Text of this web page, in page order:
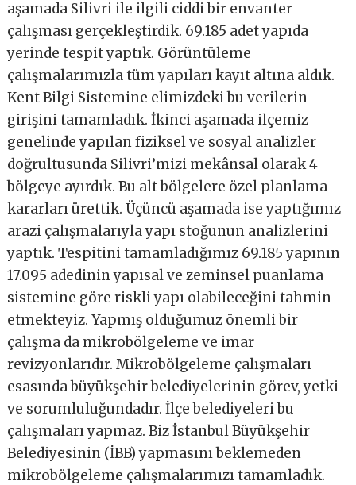
aşamada Silivri ile ilgili ciddi bir envanter
çalışması gerçekleştirdik. 69.185 adet yapıda
yerinde tespit yaptık. Görüntüleme
çalışmalarımızla tüm yapıları kayıt altına aldık.
Kent Bilgi Sistemine elimizdeki bu verilerin
girişini tamamladık. İkinci aşamada ilçemiz
genelinde yapılan fiziksel ve sosyal analizler
doğrultusunda Silivri’mizi mekânsal olarak 4
bölgeye ayırdık. Bu alt bölgelere özel planlama
kararları ürettik. Üçüncü aşamada ise yaptığımız
arazi çalışmalarıyla yapı stoğunun analizlerini
yaptık. Tespitini tamamladığımız 69.185 yapının
17.095 adedinin yapısal ve zeminsel puanlama
sistemine göre riskli yapı olabileceğini tahmin
etmekteyiz. Yapmış olduğumuz önemli bir
çalışma da mikrobölgeleme ve imar
revizyonlarıdır. Mikrobölgeleme çalışmaları
esasında büyükşehir belediyelerinin görev, yetki
ve sorumluluğundadır. İlçe belediyeleri bu
çalışmaları yapmaz. Biz İstanbul Büyükşehir
Belediyesinin (İBB) yapmasını beklemeden
mikrobölgeleme çalışmalarımızı tamamladık.